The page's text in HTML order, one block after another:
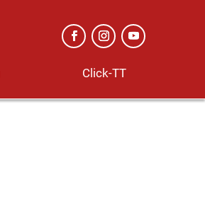
Click-TT